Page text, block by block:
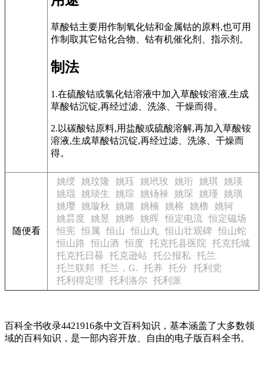
草酸钴主要用作制氧化钴和金属钴的原料,也可用
作制取其它钴化合物、钴有机催化剂、指示剂。
制法
1.在硫酸钴或氯化钴溶液中加入草酸铵溶液,生成
草酸钴沉锭,再经过滤、洗涤、干燥而得。
2.以碳酸钴原料,用盐酸或硫酸溶解,再加入草酸铵
溶液,生成草酸钴沉锭,再经过滤、洗涤、干燥而
得。
随便看
姚绶 姚玟隆 姚珏 姚玳玫 姚珩 姚琪
姚瑛
姚琨 姚琰生 姚琮 姚钖禄 姚琛 姚瑾
姚璜
姚璎
姚璇秋 姚璐 姚楠 姚榕 姚橹 姚轲
姚昙度
姚昱 姚晔 姚晖 恒定电流 恒定磁场
恒宪
恒属 恒山 恒山丸 恒山壮观碑
恒山蛇
恒山路
恒山酒 恒度 托克托县医院
托克托城
托克托日晷
托克逊站 托公报私
托兰
托兰联邦
托兰，G. 托养 托分
托利党
托利得定理
托利洛尔 托利派
百科全书收录4421916条中文百科知识，基本涵盖了大多数领
域的百科知识，是一部内容开放、自由的电子版百科全书。